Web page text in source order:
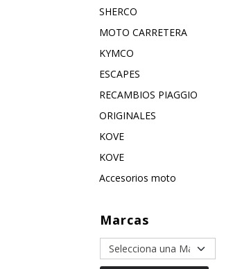
SHERCO
MOTO CARRETERA
KYMCO
ESCAPES
RECAMBIOS PIAGGIO
ORIGINALES
KOVE
KOVE
Accesorios moto
Marcas